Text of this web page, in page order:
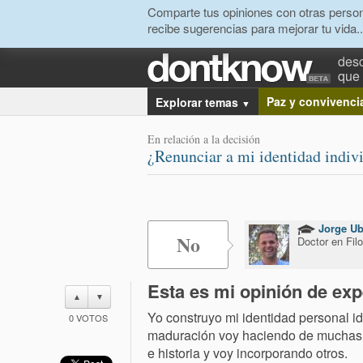
Comparte tus opiniones con otras
recibe sugerencias para mejorar tu
que
Explorar temas ▼ Paz y
En relación a la decisión
¿Renunciar a mi identidad
No
Jorge
Doctor en
▲ ▼
0VOTOS
Esta es mi opinión de
Yo construyo mi identidad personal
maduración voy haciendo de
e historia y voy incorporando otros.